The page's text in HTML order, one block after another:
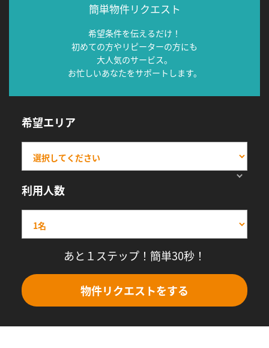
簡単物件リクエスト
希望条件を伝えるだけ！
初めての方やリピーターの方にも
大人気のサービス。
お忙しいあなたをサポートします。
希望エリア
利用人数
あと１ステップ！簡単30秒！
物件リクエストをする